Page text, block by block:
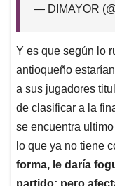
— DIMAYOR
Y es que según lo
antioqueño
a sus jugadores
de clasificar a la
se encuentra
lo que ya no tiene
forma, le daría
partido; pero